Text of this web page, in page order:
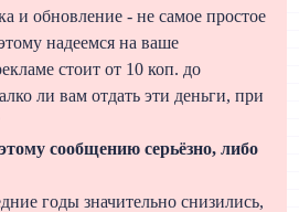
и обновление - не самое простое
надеемся на ваше
стоит от 10 коп. до
ли вам отдать эти деньги, при
сообщению серьёзно, либо
годы значительно снизились,